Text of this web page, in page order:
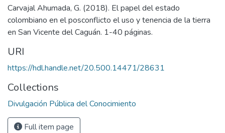
Carvajal Ahumada, G. (2018). El papel del estado
colombiano en el posconflicto el uso y tenencia de la tierra
en San Vicente del Caguán. 1-40 páginas.
URI
https://hdl.handle.net/20.500.14471/28631
Collections
Divulgación Pública del Conocimiento
Full item page